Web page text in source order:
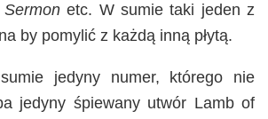
etc. W sumie taki jeden z
by pomylić z każdą inną płytą.
jedyny numer, którego nie
jedyny śpiewany utwór Lamb of